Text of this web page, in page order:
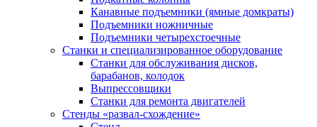
Канавные подъемники (ямные домкраты)
Подъемники ножничные
Подъемники четырехстоечные
Станки и специализированное оборудование
Станки для обслуживания дисков,
барабанов, колодок
Выпрессовщики
Станки для ремонта двигателей
Стенды «развал-схождение»